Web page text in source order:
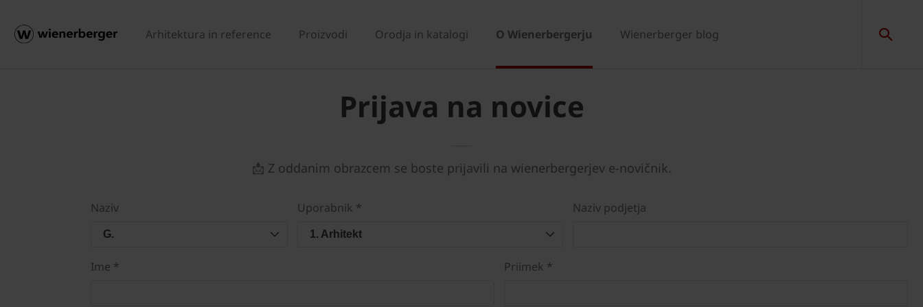
Arhitektura in reference Proizvodi Orodja in katalogi O Wienerbergerju Wienerberger blog
Prijava na novice
📩 Z oddanim obrazcem se boste prijavili na wienerbergerjev e-novičnik.
Naziv
G.
Uporabnik *
1. Arhitekt
Naziv podjetja
Ime * Priimek *